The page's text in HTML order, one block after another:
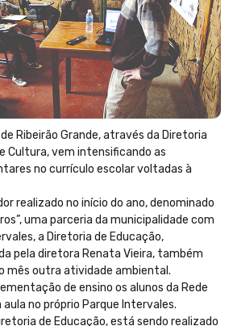
Ribeirão Grande, através da Diretoria
Cultura, vem intensificando as
no currículo escolar voltadas à
realizado no início do ano, denominado
uma parceria da municipalidade com
a Diretoria de Educação,
pela diretora Renata Vieira, também
mês outra atividade ambiental.
de ensino os alunos da Rede
no próprio Parque Intervales.
de Educação, está sendo realizado